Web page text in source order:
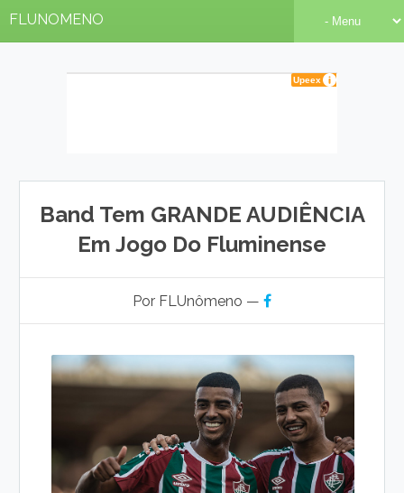
FLUNOMENO
Band Tem GRANDE AUDIÊNCIA
Em Jogo Do Fluminense
Por FLUnômeno —